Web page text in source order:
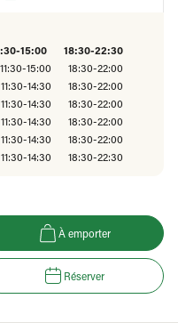
15:00
18:30-22:30
11:30-15:00
18:30-22:00
11:30-14:30
18:30-22:00
11:30-14:30
18:30-22:00
11:30-14:30
18:30-22:00
11:30-14:30
18:30-22:00
11:30-14:30 18:30-22:30
À emporter
Réserver